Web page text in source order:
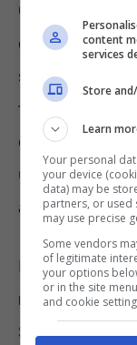
Come
essere
stipula un
telefonia,
durante la
uno sconto
al prezzo.
Ma è
mutuoper
Si e risultano
content
services
Store
Learn
Your personal
your device
data) may be
partners, or used
may use precise
Some vendors
of legitimate
your options
or in the site
and cookie